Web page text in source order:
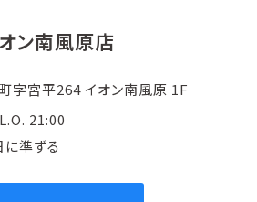
ン南風原店
字宮平264 イオン南風原 1F
21:00
準ずる